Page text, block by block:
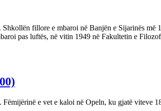
fillore e mbaroi në Banjën e Sijarinës
pas luftës, në vitin 1949 në Fakultetin e
e vet e kaloi në Opeln, ku gjatë viteve